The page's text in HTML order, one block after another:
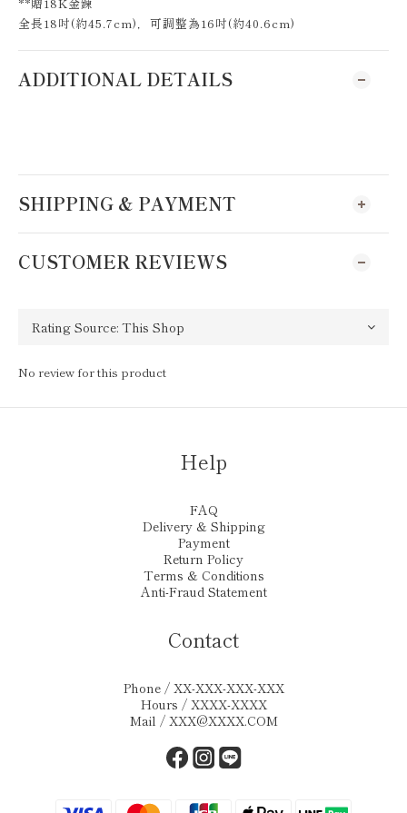
全長18吋(約45.7cm)，可調整為16吋(約40.6cm)
ADDITIONAL DETAILS
SHIPPING & PAYMENT
CUSTOMER REVIEWS
No review for this product
Help
FAQ
Delivery & Shipping
Payment
Return Policy
Terms & Conditions
Anti-Fraud Statement
Contact
Phone / XX-XXX-XXX-XXX
Hours / XXXX-XXXX
Mail / XXX@XXXX.COM